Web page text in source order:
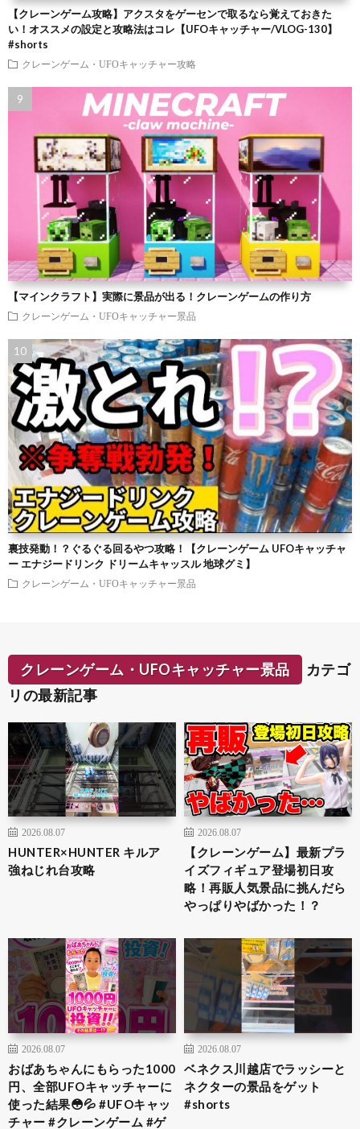
【クレーンゲーム攻略】アクスタをゲーセンで取るなら覚えておきた
い！オススメの設定と攻略法はコレ【UFOキャッチャー/VLOG-130】
#shorts
クレーンゲーム・UFOキャッチャー攻略
【マインクラフト】実際に景品が出る！クレーンゲームの作り方
クレーンゲーム・UFOキャッチャー景品
裏技発動！？ぐるぐる回るやつ攻略！【クレーンゲーム UFOキャッチャ
ー エナジードリンク ドリームキャッスル 地球グミ】
クレーンゲーム・UFOキャッチャー景品
クレーンゲーム・UFOキャッチャー景品
カテゴ
リの最新記事
2026.08.07
HUNTER×HUNTER キルア
強ねじれ台攻略
2026.08.07
【クレーンゲーム】最新プラ
イズフィギュア登場初日攻
略！再販人気景品に挑んだら
やっぱりやばかった！？
2026.08.07
おばあちゃんにもらった1000
円、全部UFOキャッチャーに
使った結果😳💦 #UFOキャッ
チャー #クレーンゲーム #ゲ
2026.08.07
ベネクス川越店でラッシーと
ネクターの景品をゲット
#shorts